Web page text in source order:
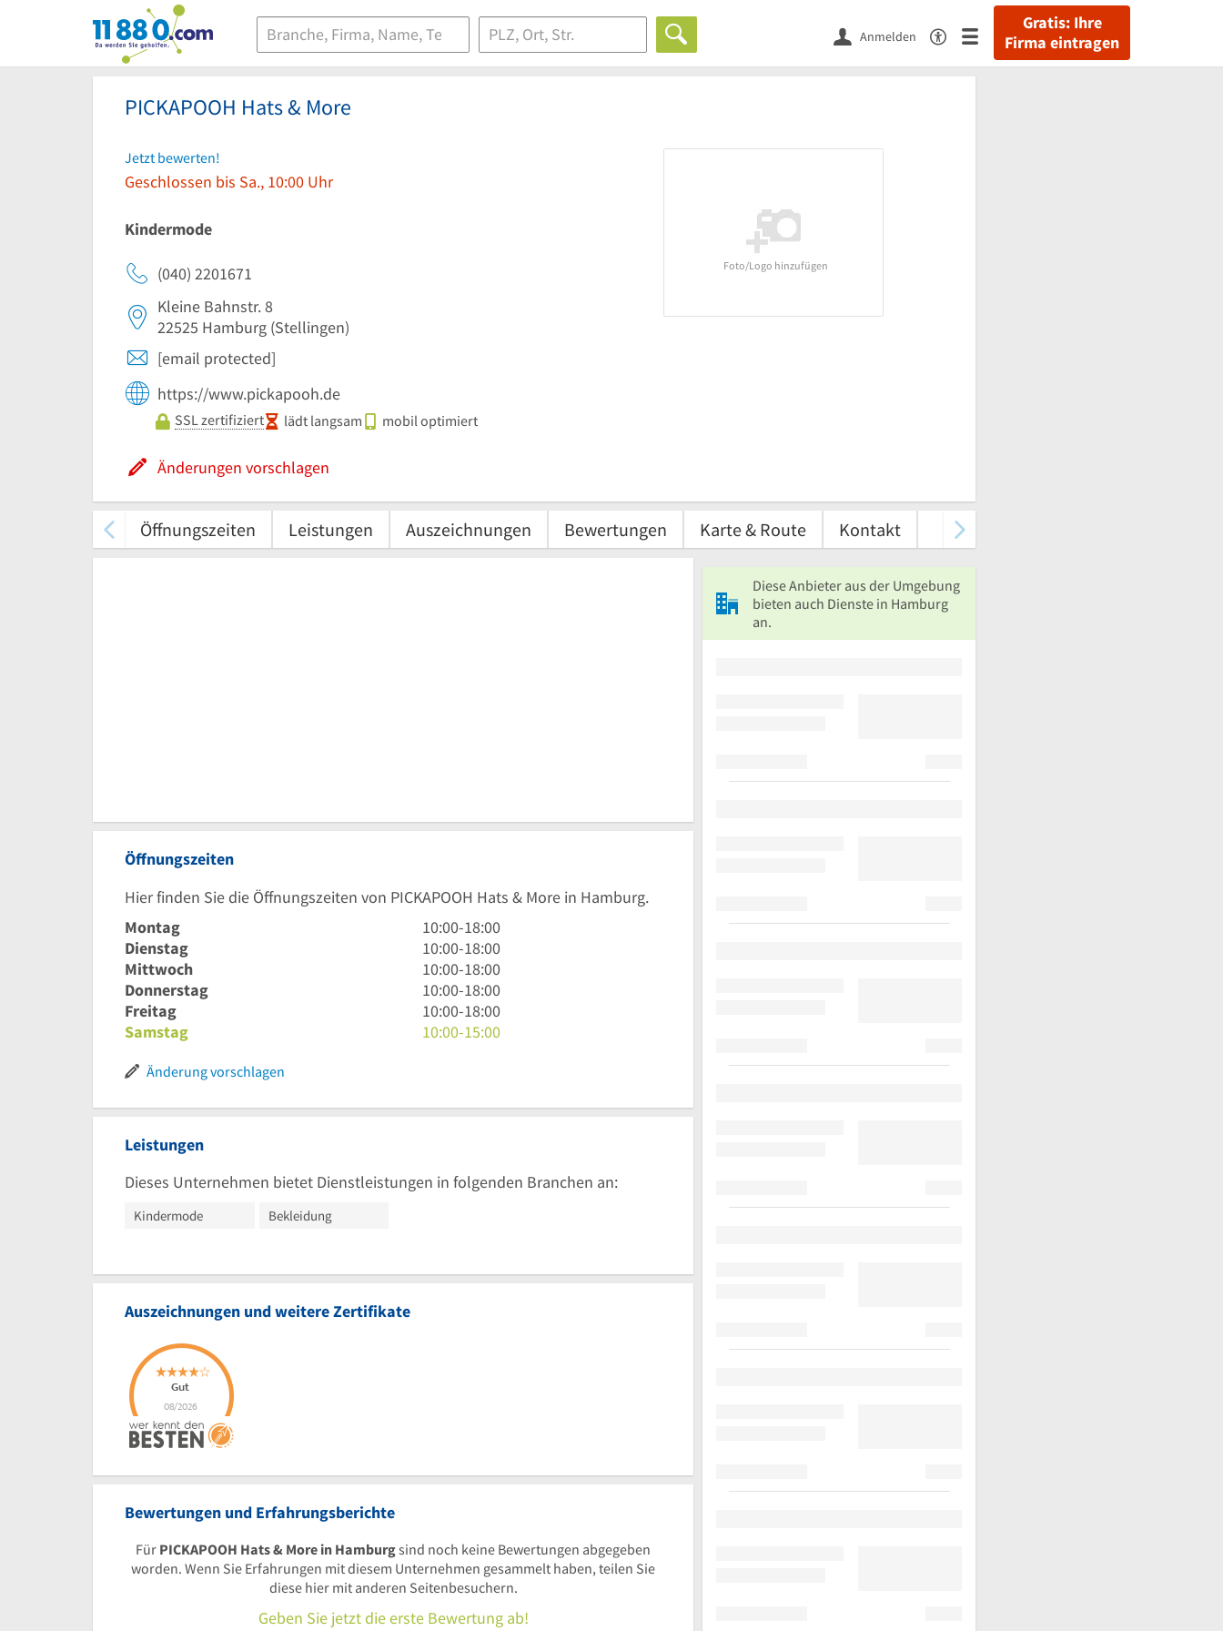
11880.com
Gratis: Ihre
Firma eintragen
Anmelden
PICKAPOOH Hats & More
Jetzt bewerten!
Geschlossen bis Sa., 10:00 Uhr
Kindermode
Foto/Logo hinzufügen
(040) 2201671
Kleine Bahnstr. 8
22525 Hamburg (Stellingen)
[email protected]
https://www.pickapooh.de
SSL zertifiziert lädt langsam mobil optimiert
Änderungen vorschlagen
Öffnungszeiten Leistungen Auszeichnungen Bewertungen Karte & Route Kontakt
Öffnungszeiten
Hier finden Sie die Öffnungszeiten von PICKAPOOH Hats & More in Hamburg.
Montag
10
Uhr
bis
18
Uhr
10:00-18:00
Dienstag
10
Uhr
bis
18
Uhr
10:00-18:00
Mittwoch
10
Uhr
bis
18
10:00-18:00
Donnerstag
10
Uhr
bis
10:00-18:00
Freitag
10
Uhr
10:00-18:00
Samstag
10
Uhr
10:00-15:00
Änderung vorschlagen
Leistungen
Dieses Unternehmen bietet Dienstleistungen in folgenden Branchen an:
Kindermode Bekleidung
Auszeichnungen und weitere Zertifikate
Bewertungen und Erfahrungsberichte
Für PICKAPOOH Hats & More in Hamburgsind noch keine Bewertungen abgegeben
worden. Wenn Sie Erfahrungen mit diesem Unternehmen gesammelt haben, teilen Sie
diese hier mit anderen Seitenbesuchern.
Geben Sie jetzt die erste Bewertung ab!
Diese Anbieter aus der Umgebung
bieten auch Dienste in Hamburg
an.